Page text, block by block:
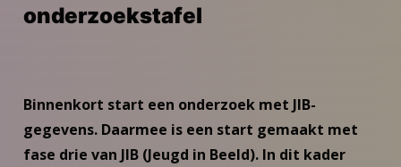
onderzoekstafel
Binnenkort start een onderzoek met JIB-
gegevens. Daarmee is een start gemaakt met
fase drie van JIB (Jeugd in Beeld). In dit kader